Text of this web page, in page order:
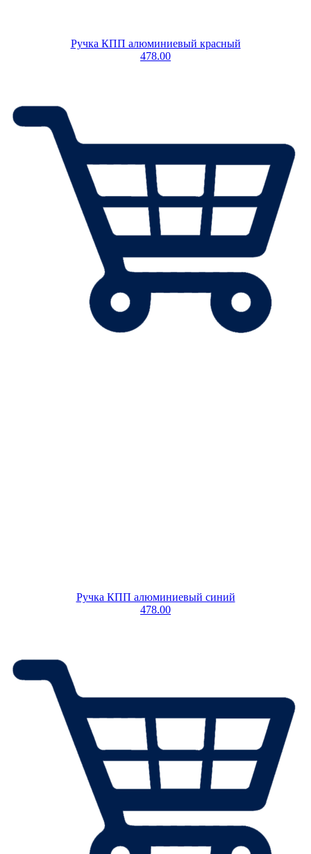
Ручка КПП алюминиевый красный
478.00
Ручка КПП алюминиевый синий
478.00